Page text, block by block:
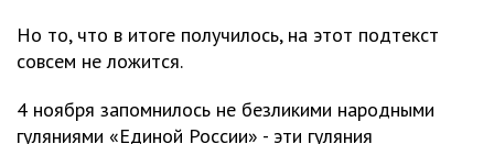
Но то, что в итоге получилось, на этот подтекст
совсем не ложится.
4 ноября запомнилось не безликими народными
гуляниями «Единой России» - эти гуляния